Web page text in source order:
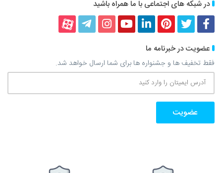
در شبکه های اجتماعی با ما همراه باشید
فیسبوکتوییترپینترستلینکداینیوتیوباینستاگرام
تلگرام آپارات
عضویت در خبرنامه ما
فقط تخفیف ها و جشنواره ها برای شما ارسال خواهد شد.
آدرس
ایمیتان
را